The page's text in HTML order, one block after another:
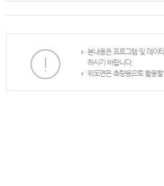
본내용은 프로그램 및 데이
하시기 바랍니다.
위도면은 측량용으로 활용